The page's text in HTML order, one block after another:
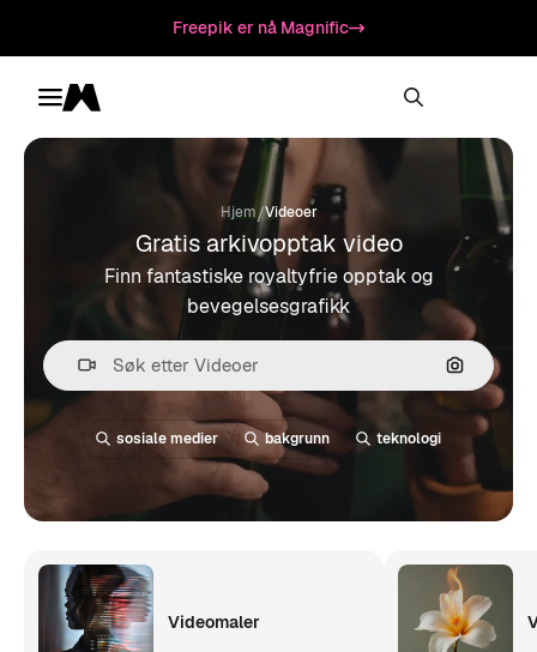
Freepik er nå Magnific
Toggle menu
Magnific
Hjem/Videoer
Gratis arkivopptak video
Finn fantastiske royaltyfrie opptak og
bevegelsesgrafikk
Søk etter
sosiale medier bakgrunn teknologi
Videomaler